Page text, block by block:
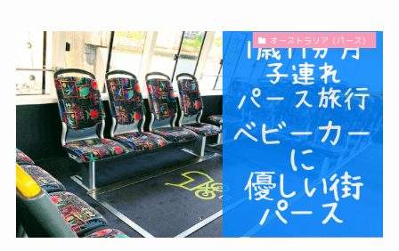
オーストラリア（パース）